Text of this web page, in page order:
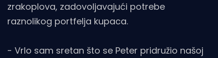
zrakoplova, zadovoljavajući potrebe
raznolikog portfelja kupaca.
- Vrlo sam sretan što se Peter pridružio našoj